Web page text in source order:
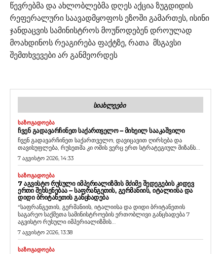
წევრებმა და ახლობლებმა დღეს აქცია ზუგდიდის
რეფერალური საავადმყოფოს ეზოში გამართეს, ისინი
ჯანდაცვის სამინისტროს მოუწოდებენ დროულად
მოახდინოს რეაგირება ფაქტზე, რათა მსგავსი
შემთხვევები არ განმეორდეს
ᲡᲘᲐᲮᲚᲔᲔᲑᲘ
ᲡᲐᲖᲝᲒᲐᲓᲝᲔᲑᲐ
ᲩᲕᲔᲜ ᲒᲐᲓᲐᲕᲐᲠᲩᲘᲜᲔᲗ ᲡᲐᲥᲐᲠᲗᲕᲔᲚᲝ – ᲛᲘᲮᲔᲘᲚ ᲡᲐᲐᲙᲐᲨᲕᲘᲚᲘ
ჩვენ გადავარჩინეთ საქართველო, დავიცავით ღირსება და
თავისუფლება, რუსეთმა კი ომის ვერც ერთ სტრატეგიულ მიზანს...
7 აგვისტო 2026, 14:33
ᲡᲐᲖᲝᲒᲐᲓᲝᲔᲑᲐ
7 ᲐᲒᲕᲘᲡᲢᲝ ᲠᲣᲡᲣᲚᲘ ᲘᲛᲞᲔᲠᲘᲐᲚᲘᲖᲛᲘᲡ ᲛᲫᲘᲛᲔ ᲨᲔᲓᲔᲒᲔᲑᲘᲡ ᲙᲘᲓᲔᲕ
ᲔᲠᲗᲘ ᲨᲔᲮᲡᲔᲜᲔᲑᲐᲐ – ᲡᲐᲤᲠᲐᲜᲒᲔᲗᲘᲡ, ᲒᲔᲠᲛᲐᲜᲘᲘᲡ, ᲘᲢᲐᲚᲘᲘᲡᲐ ᲓᲐ
ᲓᲘᲓᲘ ᲑᲠᲘᲢᲐᲜᲔᲗᲘᲡ ᲒᲐᲜᲪᲮᲐᲓᲔᲑᲐ
“საფრანგეთის, გერმანიის, იტალიისა და დიდი ბრიტანეთის
საგარეო საქმეთა სამინისტროების ერთობლივი განცხადება 7
აგვისტო რუსული იმპერიალიზმის...
7 აგვისტო 2026, 13:38
ᲡᲐᲖᲝᲒᲐᲓᲝᲔᲑᲐ